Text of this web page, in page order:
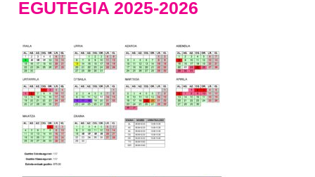
EGUTEGIA 2025-2026